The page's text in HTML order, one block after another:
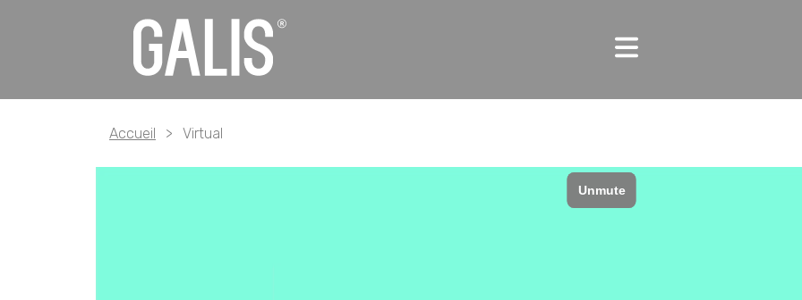
Accueil > Virtual